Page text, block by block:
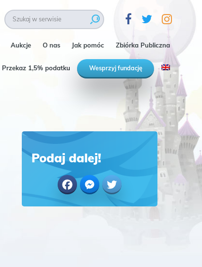
Aukcje O nas Jak pomóc Zbiórka Publiczna
Przekaz 1,5% podatku Wesprzyj fundację
Podaj dalej!
FacebookMessengerTwitter